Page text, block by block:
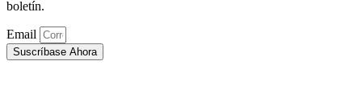
boletín.
Email
Suscríbase Ahora